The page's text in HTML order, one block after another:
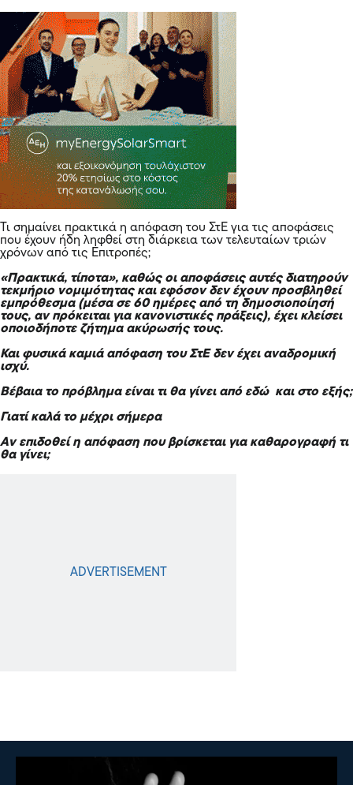
Τι σημαίνει πρακτικά η απόφαση του ΣτΕ για τις αποφάσεις
που έχουν ήδη ληφθεί στη διάρκεια των τελευταίων τριών
χρόνων από τις Επιτροπές;
«Πρακτικά, τίποτα», καθώς οι αποφάσεις αυτές διατηρούν
τεκμήριο νομιμότητας και εφόσον δεν έχουν προσβληθεί
εμπρόθεσμα (μέσα σε 60 ημέρες από τη δημοσιοποίησή
τους, αν πρόκειται για κανονιστικές πράξεις), έχει κλείσει
οποιοδήποτε ζήτημα ακύρωσής τους.
Και φυσικά καμιά απόφαση του ΣτΕ δεν έχει αναδρομική
ισχύ.
Βέβαια το πρόβλημα είναι τι θα γίνει από εδώ και στο εξής;
Γιατί καλά το μέχρι σήμερα
Αν επιδοθεί η απόφαση που βρίσκεται για καθαρογραφή τι
θα γίνει;